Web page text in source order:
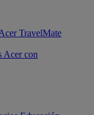
TravelMate
Acer con